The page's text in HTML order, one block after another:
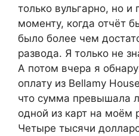
только вульгарно, но и
моменту, когда отчёт
было более чем
развода. Я только не
А потом вчера я
оплату из Bellamy
что сумма превышала
одной из карт на моём
Четыре тысячи